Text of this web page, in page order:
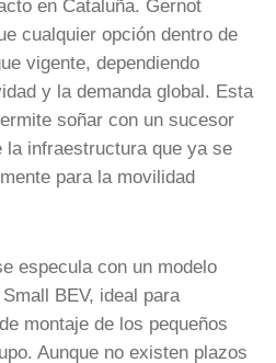
en Cataluña. Gernot
cualquier opción dentro de
vigente, dependiendo
y la demanda global. Esta
soñar con un sucesor
la infraestructura que ya se
para la movilidad
especula con un modelo
BEV, ideal para
montaje de los pequeños
Aunque no existen plazos